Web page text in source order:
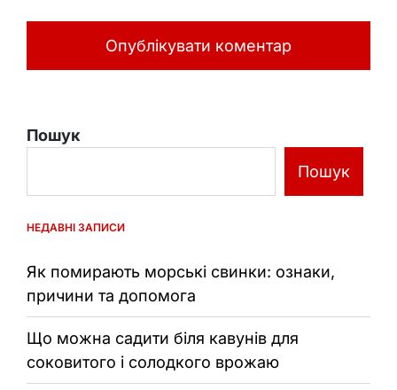
Пошук
Пошук
НЕДАВНІ ЗАПИСИ
Як помирають морські свинки: ознаки,
причини та допомога
Що можна садити біля кавунів для
соковитого і солодкого врожаю